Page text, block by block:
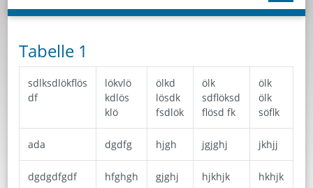
Tabelle 1
sdlksdlökflös
df
lökvlö
kdlös
klö
ölkd
lösdk
fsdlök
ölk
sdflöksd
flösd fk
ölk
ölk
söflk
ada dgdfg hjgh jgjghj jkhjj
dgdgdfgdf hfghgh gjghj hjkhjk hkhjk